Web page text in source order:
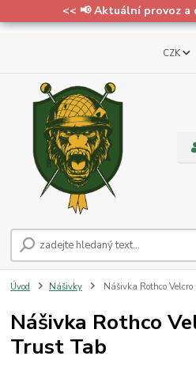
<< 📢 Aktuální provoz a
CZK
Úvod Nášivky Nášivka Rothco
Nášivka Rothco
Trust Tab